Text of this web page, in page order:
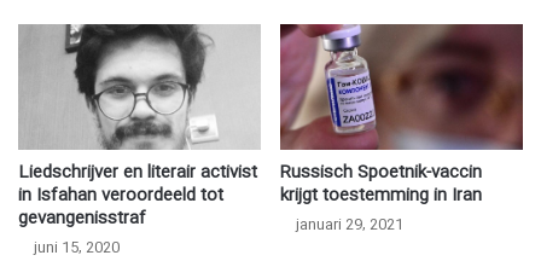
Liedschrijver en literair activist
in Isfahan veroordeeld tot
gevangenisstraf
juni 15, 2020
Russisch Spoetnik-vaccin
krijgt toestemming in Iran
januari 29, 2021